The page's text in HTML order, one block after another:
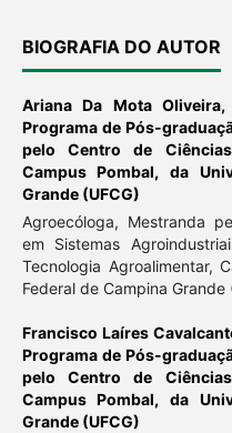
BIOGRAFIA DO AUTOR
Ariana Da Mota
Programa de Pós-
pelo Centro de
Campus Pombal, da
Grande (UFCG)
Agroecóloga, Mestranda
em Sistemas
Tecnologia Agroalimentar,
Federal de Campina Grande
Francisco Laíres
Programa de Pós-
pelo Centro de
Campus Pombal, da
Grande (UFCG)